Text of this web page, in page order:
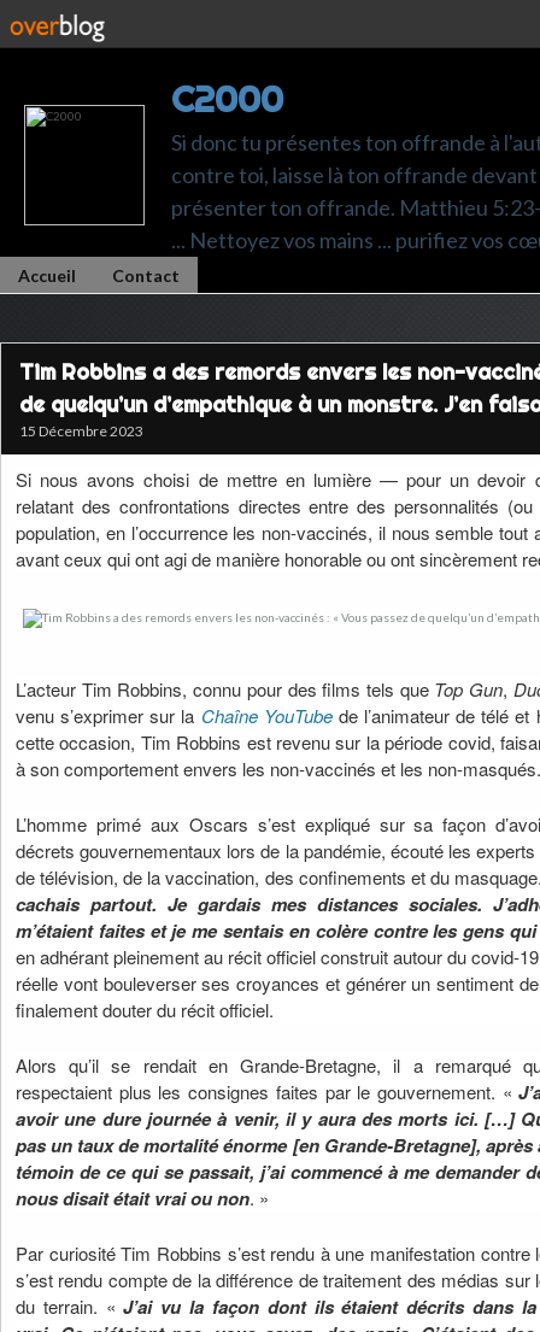
C2000
Si donc tu présentes ton offrande à
contre toi, laisse là ton offrande
présenter ton offrande. Matthieu 5:23-
... Nettoyez vos mains ... purifiez vos
Accueil Contact
Tim Robbins a des remords envers les non-
de quelqu’un d’empathique à un monstre. J’en
15 Décembre 2023
Si nous avons choisi de mettre en lumière — pour un
relatant des confrontations directes entre des personnalités (ou
population, en l’occurrence les non-vaccinés, il nous semble tout
avant ceux qui ont agi de manière honorable ou ont sincèrement
L’acteur Tim Robbins, connu pour des films tels que Top Gun,
venu s’exprimer sur la Chaîne YouTube de l’animateur de télé
cette occasion, Tim Robbins est revenu sur la période covid,
à son comportement envers les non-vaccinés et les non-masqués.
L’homme primé aux Oscars s’est expliqué sur sa façon
décrets gouvernementaux lors de la pandémie, écouté les
de télévision, de la vaccination, des confinements et du
cachais partout. Je gardais mes distances sociales.
m’étaient faites et je me sentais en colère contre les gens
en adhérant pleinement au récit officiel construit autour du covid-
réelle vont bouleverser ses croyances et générer un sentiment
finalement douter du récit officiel.
Alors qu’il se rendait en Grande-Bretagne, il a remarqué
respectaient plus les consignes faites par le gouvernement. «
avoir une dure journée à venir, il y aura des morts ici. […]
pas un taux de mortalité énorme [en Grande-Bretagne],
témoin de ce qui se passait, j’ai commencé à me demander
nous disait était vrai ou non. »
Par curiosité Tim Robbins s’est rendu à une manifestation
s’est rendu compte de la différence de traitement des médias
du terrain. «J’ai vu la façon dont ils étaient décrits dans